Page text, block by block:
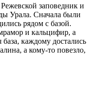
заповедник и
Урала. Сначала были
рядом с базой.
и кальцифир, а
база, каждому достались
а кому-то повезло,